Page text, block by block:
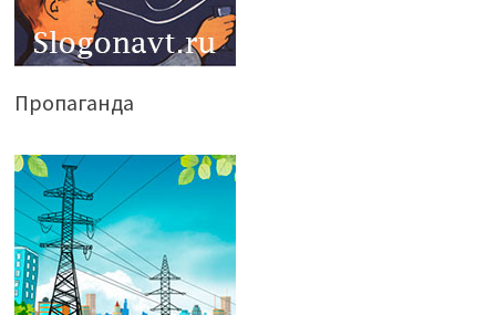
Пропаганда